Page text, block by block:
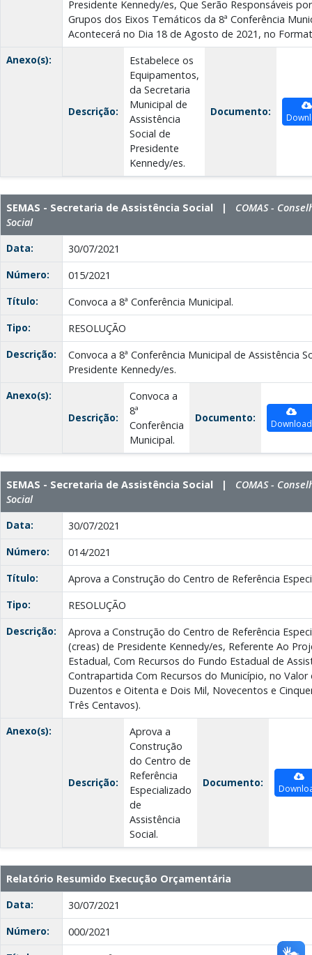
Presidente Kennedy/es, Que Serão Responsáveis
Grupos dos Eixos Temáticos da 8ª Conferência
Acontecerá no Dia 18 de Agosto de 2021, no
Anexo(s):
Descrição:
Estabelece os
Equipamentos,
da Secretaria
Municipal de
Assistência
Social de
Presidente
Kennedy/es.
Documento:
SEMAS - Secretaria de Assistência Social | COMAS -
Social
Data:
30/07/2021
Número:
015/2021
Título:
Convoca a 8ª Conferência Municipal.
Tipo:
RESOLUÇÃO
Descrição:
Convoca a 8ª Conferência Municipal de Assistência
Presidente Kennedy/es.
Anexo(s):
Descrição:
Convoca a
8ª
Conferência
Municipal.
Documento: Download
SEMAS - Secretaria de Assistência Social | COMAS -
Social
Data:
30/07/2021
Número:
014/2021
Título:
Aprova a Construção do Centro de Referência
Tipo:
RESOLUÇÃO
Descrição:
Aprova a Construção do Centro de Referência
(creas) de Presidente Kennedy/es, Referente Ao
Estadual, Com Recursos do Fundo Estadual de
Contrapartida Com Recursos do Município, no Valor
Duzentos e Oitenta e Dois Mil, Novecentos e
Três Centavos).
Anexo(s):
Descrição:
Aprova a
Construção
do Centro de
Referência
Especializado
de
Assistência
Social.
Documento:
Relatório Resumido Execução Orçamentária
Data:
30/07/2021
Número:
000/2021